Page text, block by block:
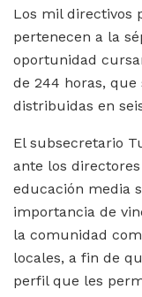
Los mil directivos
pertenecen a la
oportunidad
de 244 horas, que
distribuidas en
El subsecretario
ante los
educación media
importancia de
la comunidad
locales, a fin de
perfil que les